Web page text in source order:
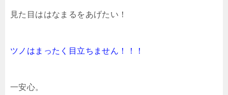
見た目ははなまるをあげたい！
ツノはまったく目立ちません！！！
一安心。